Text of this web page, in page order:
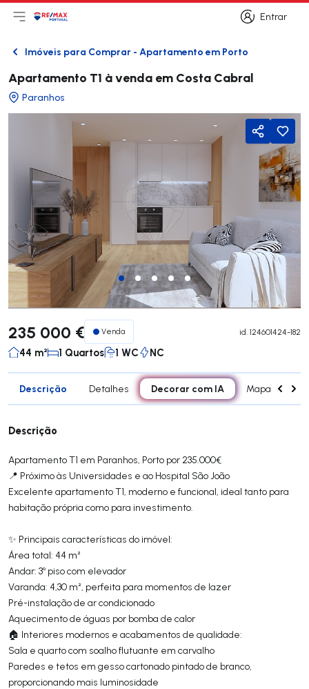
Entrar
Entrar
Abri menu principal
LogoIr para página inicial
VoltarImóveis para Comprar - Apartamento em Porto
Apartamento T1 à venda em Costa Cabral
Paranhos
Partilhar
235 000 € Venda id. 124601424-182
44 m² 1 Quartos 1 WC NC
Descrição Detalhes Decorar com IA Mapa
Descrição
Apartamento T1 em Paranhos, Porto por 235.000€
📍 Próximo às Universidades e ao Hospital São João
Excelente apartamento T1, moderno e funcional, ideal tanto para
habitação própria como para investimento.
✨ Principais características do imóvel:
Área total: 44 m²
Andar: 3º piso com elevador
Varanda: 4,30 m², perfeita para momentos de lazer
Pré-instalação de ar condicionado
Aquecimento de águas por bomba de calor
🏠 Interiores modernos e acabamentos de qualidade:
Sala e quarto com soalho flutuante em carvalho
Paredes e tetos em gesso cartonado pintado de branco,
proporcionando mais luminosidade